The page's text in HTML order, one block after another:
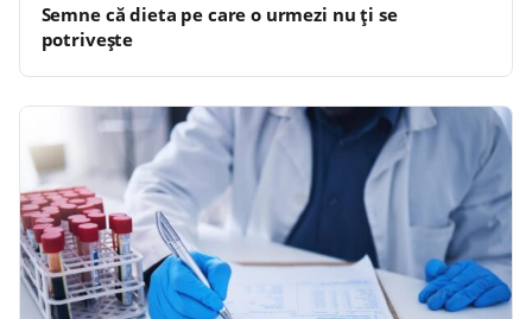
Semne că dieta pe care o urmezi nu ți se
potrivește